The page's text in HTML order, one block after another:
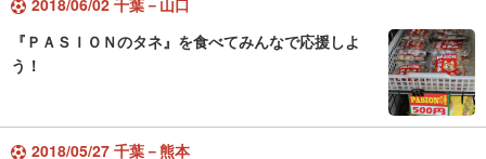
2018/06/02 千葉－山口
『ＰＡＳＩＯＮのタネ』を食べてみんなで応援しよ
う！
2018/05/27 千葉－熊本